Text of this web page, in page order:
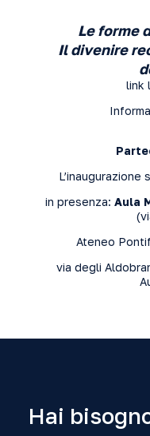
Leforme
Il divenire
link
in presenza: Aula
Ateneo
via degli
Hai